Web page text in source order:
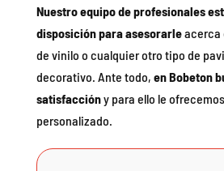
Nuestro equipo de profesionales
disposición para asesorarleacerca
de vinilo o cualquier otro tipo de
decorativo. Ante todo, en Bobeton
satisfaccióny para ello le
personalizado.